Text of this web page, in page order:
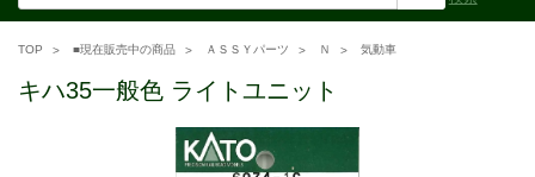
TOP ■現在販売中の商品 ＡＳＳＹパーツ Ｎ 気動車
キハ35一般色 ライトユニット